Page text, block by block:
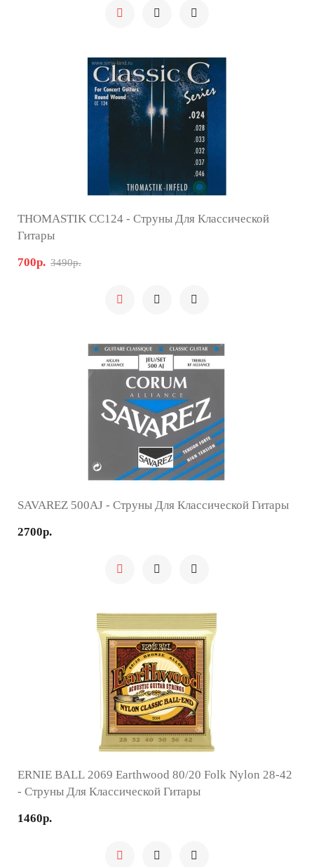
THOMASTIK CC124 - Струны Для Классической
Гитары
700р. 3490р.
SAVAREZ 500AJ - Струны Для Классической Гитары
2700р.
ERNIE BALL 2069 Earthwood 80/20 Folk Nylon 28-42
- Струны Для Классической Гитары
1460р.